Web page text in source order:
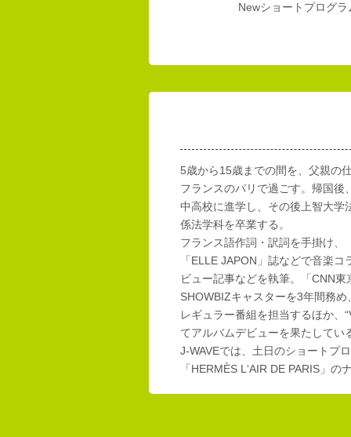
Newショートプログ
5歳から15歳までの間を、父親の
フランスのパリで過ごす。帰国後
中高校に進学し、その後上智大学
係法学科を卒業する。
フランス語作詞・訳詞を手掛け、
「ELLE JAPON」誌などで音楽コ
ビュー記事などを執筆。「CNN東
SHOWBIZキャスターを3年間務め
レギュラー番組を担当するほか、
てアルバムデビューを果たしてい
J-WAVEでは、土日のショートプ
「HERMÈS L‘AIR DE PARIS」